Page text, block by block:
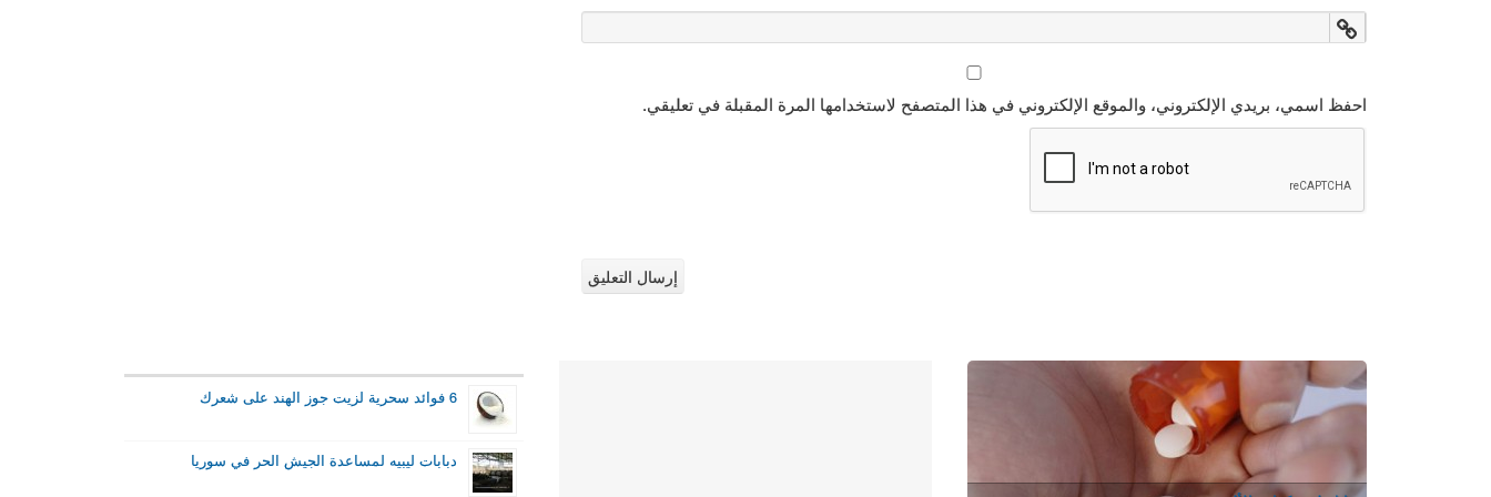
احفظ اسمي، بريدي الإلكتروني، والموقع الإلكتروني في هذا المتصفح لاستخدامها المرة المقبلة في تعليقي.
6 فوائد سحرية لزيت جوز الهند على شعرك
دبابات ليبيه لمساعدة الجيش الحر في سوريا